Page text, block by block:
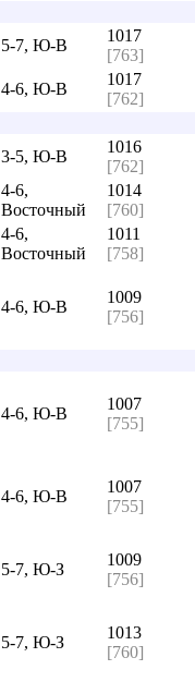
5-7, Ю-В
1017
[763]
4-6, Ю-В
1017
[762]
3-5, Ю-В
1016
[762]
4-6,
Восточный
1014
[760]
4-6,
Восточный
1011
[758]
4-6, Ю-В
1009
[756]
4-6, Ю-В
1007
[755]
4-6, Ю-В
1007
[755]
5-7, Ю-З
1009
[756]
5-7, Ю-З
1013
[760]